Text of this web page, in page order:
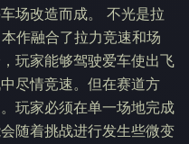
场改造而成。 不光是拉
作融合了拉力竞速和场
玩家能够驾驶爱车使出飞
尽情竞速。但在赛道方
玩家必须在单一场地完成
随着挑战进行发生些微变